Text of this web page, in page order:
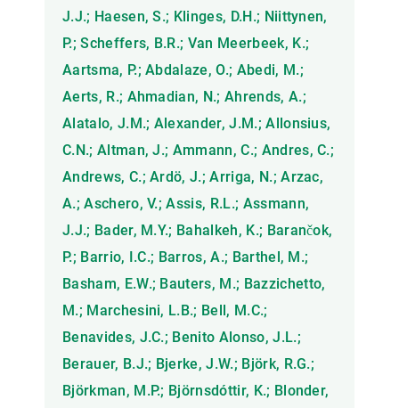
J.J.; Haesen, S.; Klinges, D.H.; Niittynen,
P.; Scheffers, B.R.; Van Meerbeek, K.;
Aartsma, P.; Abdalaze, O.; Abedi, M.;
Aerts, R.; Ahmadian, N.; Ahrends, A.;
Alatalo, J.M.; Alexander, J.M.; Allonsius,
C.N.; Altman, J.; Ammann, C.; Andres, C.;
Andrews, C.; Ardö, J.; Arriga, N.; Arzac,
A.; Aschero, V.; Assis, R.L.; Assmann,
J.J.; Bader, M.Y.; Bahalkeh, K.; Barančok,
P.; Barrio, I.C.; Barros, A.; Barthel, M.;
Basham, E.W.; Bauters, M.; Bazzichetto,
M.; Marchesini, L.B.; Bell, M.C.;
Benavides, J.C.; Benito Alonso, J.L.;
Berauer, B.J.; Bjerke, J.W.; Björk, R.G.;
Björkman, M.P.; Björnsdóttir, K.; Blonder,